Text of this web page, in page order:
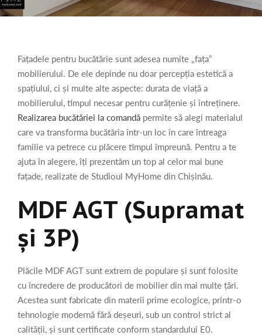
Fațadele pentru bucătărie sunt adesea numite „fața”
mobilierului. De ele depinde nu doar percepția estetică a
spațiului, ci și multe alte aspecte: durata de viață a
mobilierului, timpul necesar pentru curățenie și întreținere.
Realizarea bucătăriei la comandă permite să alegi materialul
care va transforma bucătăria într-un loc în care întreaga
familie va petrece cu plăcere timpul împreună. Pentru a te
ajuta în alegere, îți prezentăm un top al celor mai bune
fațade, realizate de Studioul MyHome din Chișinău.
MDF AGT (Supramat
și 3P)
Plăcile MDF AGT sunt extrem de populare și sunt folosite
cu încredere de producători de mobilier din mai multe țări.
Acestea sunt fabricate din materii prime ecologice, printr-o
tehnologie modernă fără deșeuri, sub un control strict al
calității, și sunt certificate conform standardului E0.